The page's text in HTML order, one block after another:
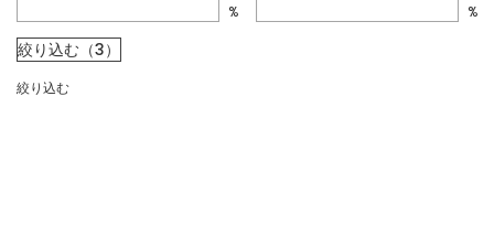
% %
絞り込む（3）
絞り込む